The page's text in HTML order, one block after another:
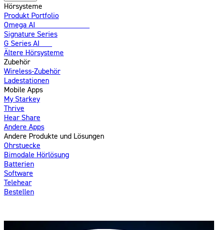
Hörsysteme
Produkt Portfolio
Omega AI
Signature Series
G Series AI
Ältere Hörsysteme
Zubehör
Wireless-Zubehör
Ladestationen
Mobile Apps
My Starkey
Thrive
Hear Share
Andere Apps
Andere Produkte und Lösungen
Ohrstuecke
Bimodale Hörlösung
Batterien
Software
Telehear
Bestellen